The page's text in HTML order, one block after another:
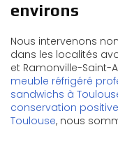
environs
Nous intervenons
dans les localités
et Ramonville-Saint-
meuble réfrigéré
sandwichs à
conservation
Toulouse, nous